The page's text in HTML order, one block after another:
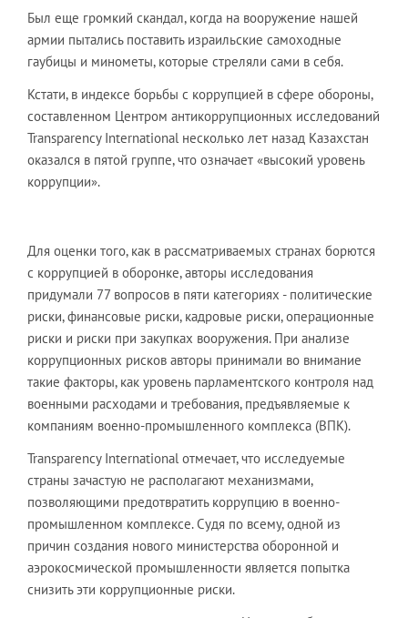
Был еще громкий скандал, когда на вооружение нашей
армии пытались поставить израильские самоходные
гаубицы и минометы, которые стреляли сами в себя.
Кстати, в индексе борьбы с коррупцией в сфере обороны,
составленном Центром антикоррупционных исследований
Transparency International несколько лет назад Казахстан
оказался в пятой группе, что означает «высокий уровень
коррупции».
Для оценки того, как в рассматриваемых странах борются
с коррупцией в оборонке, авторы исследования
придумали 77 вопросов в пяти категориях - политические
риски, финансовые риски, кадровые риски, операционные
риски и риски при закупках вооружения. При анализе
коррупционных рисков авторы принимали во внимание
такие факторы, как уровень парламентского контроля над
военными расходами и требования, предъявляемые к
компаниям военно-промышленного комплекса (ВПК).
Transparency International отмечает, что исследуемые
страны зачастую не располагают механизмами,
позволяющими предотвратить коррупцию в военно-
промышленном комплексе. Судя по всему, одной из
причин создания нового министерства оборонной и
аэрокосмической промышленности является попытка
снизить эти коррупционные риски.